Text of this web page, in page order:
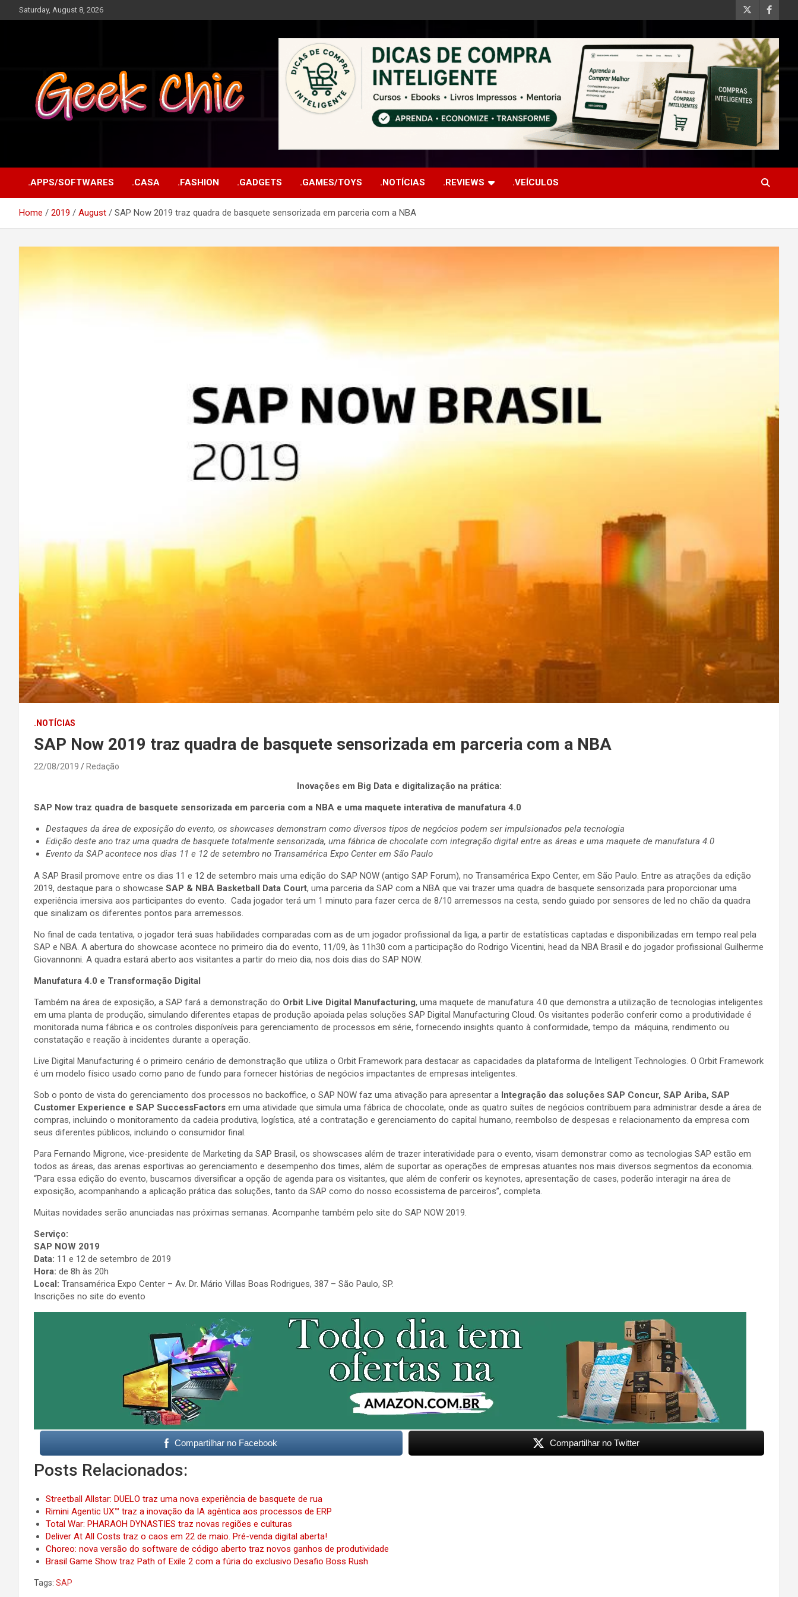
to
Saturday, August 8, 2026
.APPS/SOFTWARES .CASA .FASHION .GADGETS .GAMES/TOYS .NOTÍCIAS .REVIEWS .VEÍCULOS
Home 2019 August SAP Now 2019 traz quadra de basquete sensorizada em parceria com a NBA
.NOTÍCIAS
SAP Now 2019 traz quadra de basquete sensorizada em parceria com a NBA
22/08/2019 Redação
Inovações em Big Data e digitalização na prática:
SAP Now traz quadra de basquete sensorizada em parceria com a NBA e uma maquete interativa de manufatura 4.0
Destaques da área de exposição do evento, os showcases demonstram como diversos tipos de negócios podem ser impulsionados pela tecnologia
Edição deste ano traz uma quadra de basquete totalmente sensorizada, uma fábrica de chocolate com integração digital entre as áreas e uma maquete de manufatura 4.0
Evento da SAP acontece nos dias 11 e 12 de setembro no Transamérica Expo Center em São Paulo
A SAP Brasil promove entre os dias 11 e 12 de setembro mais uma edição do SAP NOW (antigo SAP Forum), no Transamérica Expo Center, em São Paulo. Entre as atrações da edição
2019, destaque para o showcase SAP & NBA Basketball Data Court, uma parceria da SAP com a NBA que vai trazer uma quadra de basquete sensorizada para proporcionar uma
experiência imersiva aos participantes do evento. Cada jogador terá um 1 minuto para fazer cerca de 8/10 arremessos na cesta, sendo guiado por sensores de led no chão da quadra
que sinalizam os diferentes pontos para arremessos.
No final de cada tentativa, o jogador terá suas habilidades comparadas com as de um jogador profissional da liga, a partir de estatísticas captadas e disponibilizadas em tempo real pela
SAP e NBA. A abertura do showcase acontece no primeiro dia do evento, 11/09, às 11h30 com a participação do Rodrigo Vicentini, head da NBA Brasil e do jogador profissional Guilherme
Giovannonni. A quadra estará aberto aos visitantes a partir do meio dia, nos dois dias do SAP NOW.
Manufatura 4.0 e Transformação Digital
Também na área de exposição, a SAP fará a demonstração do Orbit Live Digital Manufacturing, uma maquete de manufatura 4.0 que demonstra a utilização de tecnologias inteligentes
em uma planta de produção, simulando diferentes etapas de produção apoiada pelas soluções SAP Digital Manufacturing Cloud. Os visitantes poderão conferir como a produtividade é
monitorada numa fábrica e os controles disponíveis para gerenciamento de processos em série, fornecendo insights quanto à conformidade, tempo da máquina, rendimento ou
constatação e reação à incidentes durante a operação.
Live Digital Manufacturing é o primeiro cenário de demonstração que utiliza o Orbit Framework para destacar as capacidades da plataforma de Intelligent Technologies. O Orbit Framework
é um modelo físico usado como pano de fundo para fornecer histórias de negócios impactantes de empresas inteligentes.
Sob o ponto de vista do gerenciamento dos processos no backoffice, o SAP NOW faz uma ativação para apresentar a Integração das soluções SAP Concur, SAP Ariba, SAP
Customer Experience e SAP SuccessFactors em uma atividade que simula uma fábrica de chocolate, onde as quatro suítes de negócios contribuem para administrar desde a área de
compras, incluindo o monitoramento da cadeia produtiva, logística, até a contratação e gerenciamento do capital humano, reembolso de despesas e relacionamento da empresa com
seus diferentes públicos, incluindo o consumidor final.
Para Fernando Migrone, vice-presidente de Marketing da SAP Brasil, os showscases além de trazer interatividade para o evento, visam demonstrar como as tecnologias SAP estão em
todos as áreas, das arenas esportivas ao gerenciamento e desempenho dos times, além de suportar as operações de empresas atuantes nos mais diversos segmentos da economia.
“Para essa edição do evento, buscamos diversificar a opção de agenda para os visitantes, que além de conferir os keynotes, apresentação de cases, poderão interagir na área de
exposição, acompanhando a aplicação prática das soluções, tanto da SAP como do nosso ecossistema de parceiros”, completa.
Muitas novidades serão anunciadas nas próximas semanas. Acompanhe também pelo site do SAP NOW 2019.
Serviço:
SAP NOW 2019
Data: 11 e 12 de setembro de 2019
Hora: de 8h às 20h
Local: Transamérica Expo Center – Av. Dr. Mário Villas Boas Rodrigues, 387 – São Paulo, SP.
Inscrições no site do evento
Compartilhar no Facebook Compartilhar no Twitter
Posts Relacionados:
Streetball Allstar: DUELO traz uma nova experiência de basquete de rua
Rimini Agentic UX™ traz a inovação da IA agêntica aos processos de ERP
Total War: PHARAOH DYNASTIES traz novas regiões e culturas
Deliver At All Costs traz o caos em 22 de maio. Pré-venda digital aberta!
Choreo: nova versão do software de código aberto traz novos ganhos de produtividade
Brasil Game Show traz Path of Exile 2 com a fúria do exclusivo Desafio Boss Rush
Tags: SAP